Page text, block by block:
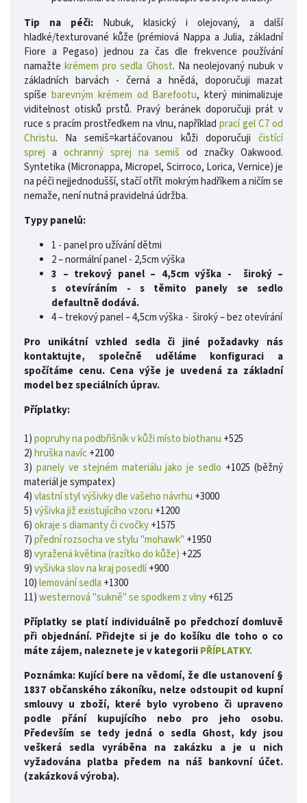
Tip na péči:
Nubuk, klasický i olejovaný, a další
hladké/texturované kůže (prémiová Nappa a Julia, základní
Fiore a Pegaso) jednou za čas dle frekvence používání
namažte krémem pro sedla Ghost. Na neolejovaný nubuk v
základních barvách - černá a hnědá, doporučuji mazat
spíše barevným krémem od Barefootu, který minimalizuje
viditelnost otisků prstů. Pravý beránek doporučuji prát v
ruce s pracím prostředkem na vlnu, napříkladprací gel C7 od
Christu. Na semiš=kartáčovanou kůži doporučuji čistící
sprej a ochranný sprej na semiš od značky Oakwood.
Syntetika (Micronappa, Micropel, Scirroco, Lorica, Vernice) je
na péči nejjednodušší, stačí otřít mokrým hadříkem a ničím se
nemaže, není nutná pravidelná údržba.
Typy panelů:
1 - panel pro užívání dětmi
2 – normální panel - 2,5cm výška
3 – trekový panel – 4,5cm výška - široký –
s otevíráním - s těmito panely se sedlo
defaultně dodává.
4 – trekový panel – 4,5cm výška - široký – bez otevírání
Pro unikátní vzhled sedla či jiné požadavky nás
kontaktujte, společně uděláme konfiguraci a
spočítáme cenu. Cena výše je uvedená za základní
model bez speciálních úprav.
Příplatky:
1)popruhy na podbřišník v kůži místo biothanu +525
2)hruška navíc+2100
3) panely ve stejném materiálu jako je sedlo +1025 (běžný
materiál je sympatex)
4)vlastní styl výšivky dle vašeho návrhu +3000
5)výšivka již existujícího vzoru +1200
6)okraje s diamanty či cvočky+1575
7)přední rozsocha ve stylu "mohawk" +1950
8)vyražená květina (razítko do kůže) +225
9)vyšivka slov na kraj posedlí+900
10)lemování sedla +1300
11)westernová "sukně" se spodkem z vlny+6125
Příplatky se platí individuálně po předchozí domluvě
při objednání. Přidejte si je do košíku dle toho o co
máte zájem, naleznete je v kategoriiPŘÍPLATKY.
Poznámka: Kující bere na vědomí, že dle ustanovení §
1837 občanského zákoníku, nelze odstoupit od kupní
smlouvy u zboží, které bylo vyrobeno či upraveno
podle přání kupujícího nebo pro jeho osobu.
Především se tedy jedná o sedla Ghost, kdy jsou
veškerá sedla vyráběna na zakázku a je u nich
vyžadována platba předem na náš bankovní účet.
(zakázková výroba).